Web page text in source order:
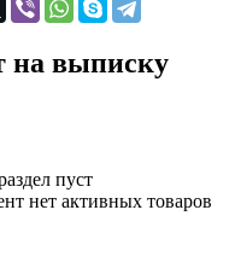
на выписку
пуст
нет активных товаров